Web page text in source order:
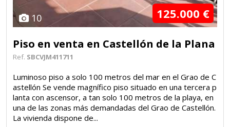
10 125.000 €
Piso en venta en Castellón de la Plana
Ref. SBCVJM411711
Luminoso piso a solo 100 metros del mar en el Grao de C
astellón Se vende magnífico piso situado en una tercera p
lanta con ascensor, a tan solo 100 metros de la playa, en
una de las zonas más demandadas del Grao de Castellón.
La vivienda dispone de...